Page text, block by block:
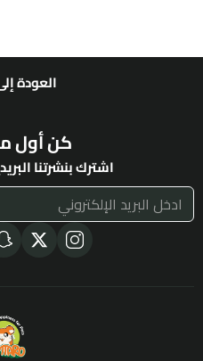
العودة
كن أول
اشترك بنشرتنا